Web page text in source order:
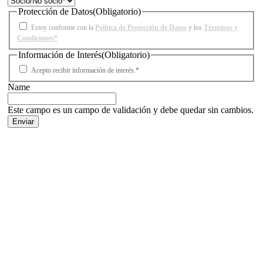
Protección de Datos(Obligatorio)
Estoy conforme con la Política de Protección de Datos y los Términos y
Condiciones*
Información de Interés(Obligatorio)
Acepto recibir información de interés.*
Name
Este campo es un campo de validación y debe quedar sin cambios.